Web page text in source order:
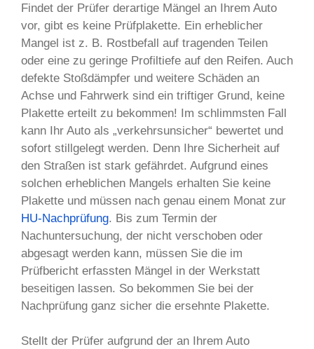
Findet der Prüfer derartige Mängel an Ihrem Auto
vor, gibt es keine Prüfplakette. Ein erheblicher
Mangel ist z. B. Rostbefall auf tragenden Teilen
oder eine zu geringe Profiltiefe auf den Reifen. Auch
defekte Stoßdämpfer und weitere Schäden an
Achse und Fahrwerk sind ein triftiger Grund, keine
Plakette erteilt zu bekommen! Im schlimmsten Fall
kann Ihr Auto als „verkehrsunsicher“ bewertet und
sofort stillgelegt werden. Denn Ihre Sicherheit auf
den Straßen ist stark gefährdet. Aufgrund eines
solchen erheblichen Mangels erhalten Sie keine
Plakette und müssen nach genau einem Monat zur
HU-Nachprüfung. Bis zum Termin der
Nachuntersuchung, der nicht verschoben oder
abgesagt werden kann, müssen Sie die im
Prüfbericht erfassten Mängel in der Werkstatt
beseitigen lassen. So bekommen Sie bei der
Nachprüfung ganz sicher die ersehnte Plakette.
Stellt der Prüfer aufgrund der an Ihrem Auto